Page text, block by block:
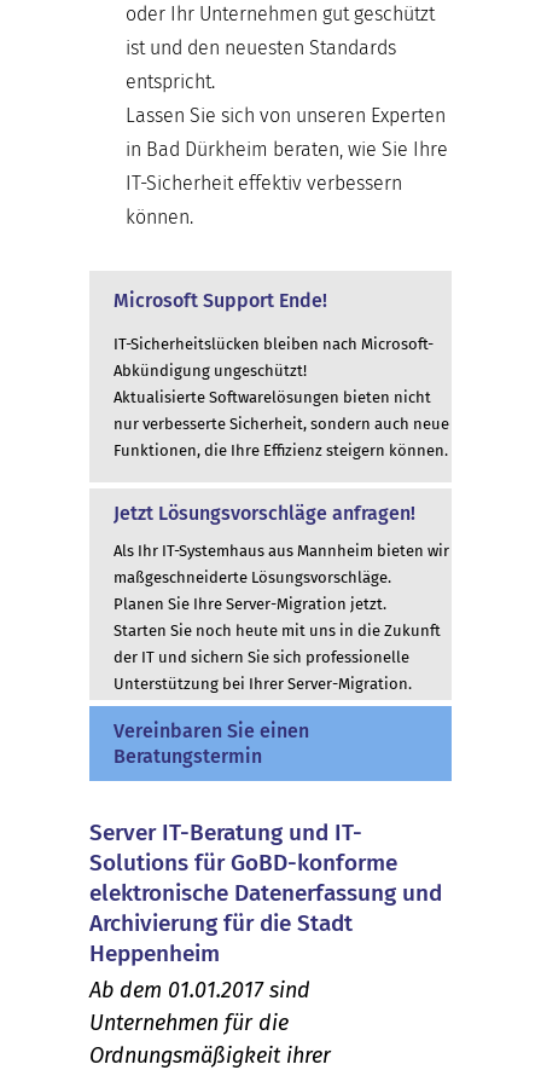
oder Ihr Unternehmen gut geschützt
ist und den neuesten Standards
entspricht.
Lassen Sie sich von unseren Experten
in Bad Dürkheim beraten, wie Sie Ihre
IT-Sicherheit effektiv verbessern
können.
Microsoft Support Ende!
IT-Sicherheitslücken bleiben nach Microsoft-
Abkündigung ungeschützt!
Aktualisierte Softwarelösungen bieten nicht
nur verbesserte Sicherheit, sondern auch neue
Funktionen, die Ihre Effizienz steigern können.
Jetzt Lösungsvorschläge anfragen!
Als Ihr IT-Systemhaus aus Mannheim bieten wir
maßgeschneiderte Lösungsvorschläge.
Planen Sie Ihre Server-Migration jetzt.
Starten Sie noch heute mit uns in die Zukunft
der IT und sichern Sie sich professionelle
Unterstützung bei Ihrer Server-Migration.
Vereinbaren Sie einen
Beratungstermin
Server IT-Beratung und IT-
Solutions für GoBD-konforme
elektronische Datenerfassung und
Archivierung für die Stadt
Heppenheim
Ab dem 01.01.2017 sind
Unternehmen für die
Ordnungsmäßigkeit ihrer